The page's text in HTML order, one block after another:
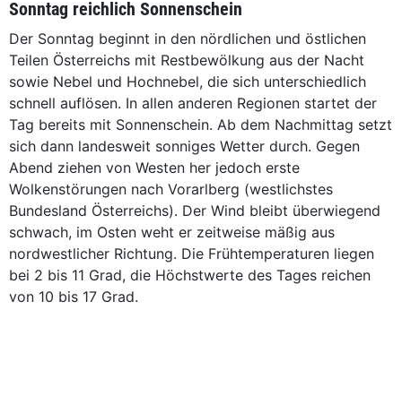
Sonntag reichlich Sonnenschein
Der Sonntag beginnt in den nördlichen und östlichen
Teilen Österreichs mit Restbewölkung aus der Nacht
sowie Nebel und Hochnebel, die sich unterschiedlich
schnell auflösen. In allen anderen Regionen startet der
Tag bereits mit Sonnenschein. Ab dem Nachmittag setzt
sich dann landesweit sonniges Wetter durch. Gegen
Abend ziehen von Westen her jedoch erste
Wolkenstörungen nach Vorarlberg (westlichstes
Bundesland Österreichs). Der Wind bleibt überwiegend
schwach, im Osten weht er zeitweise mäßig aus
nordwestlicher Richtung. Die Frühtemperaturen liegen
bei 2 bis 11 Grad, die Höchstwerte des Tages reichen
von 10 bis 17 Grad.